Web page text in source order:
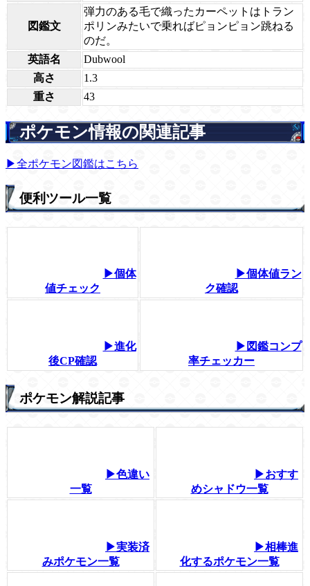
図鑑文
弾力のある毛で織ったカーペットはトラン
ポリンみたいで乗ればピョンピョン跳ねる
のだ。
英語名
Dubwool
高さ
1.3
重さ
43
ポケモン情報の関連記事
▶全ポケモン図鑑はこちら
便利ツール一覧
▶個体
値チェック
▶個体値ラン
ク確認
▶進化
後CP確認
▶図鑑コンプ
率チェッカー
ポケモン解説記事
▶色違い
一覧
▶おすす
めシャドウ一覧
▶実装済
みポケモン一覧
▶相棒進
化するポケモン一覧